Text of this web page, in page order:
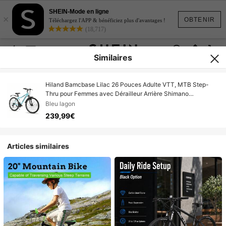
OBTENIR
×
SHEIN-Mode en ligne
Téléchargez l'APP & bénéficiez plus d'avantages !
(18,717)
Similaires
Hiland Bamcbase Lilac 26 Pouces Adulte VTT, MTB Step-
Thru pour Femmes avec Dérailleur Arrière Shimano
21Vitesses, V-Brakes, Fourche Avant à Suspension et Cadre
en Acier Haute Carbone (Violet, Blanc & Bleu Ciel)
Bleu lagon
239,99€
Articles similaires